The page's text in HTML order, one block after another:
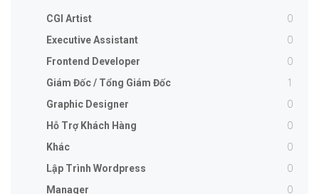
CGI Artist 0
Executive Assistant 0
Frontend Developer 0
Giám Đốc / Tổng Giám Đốc 1
Graphic Designer 0
Hỗ Trợ Khách Hàng 0
Khác 0
Lập Trình Wordpress 0
Manager 0